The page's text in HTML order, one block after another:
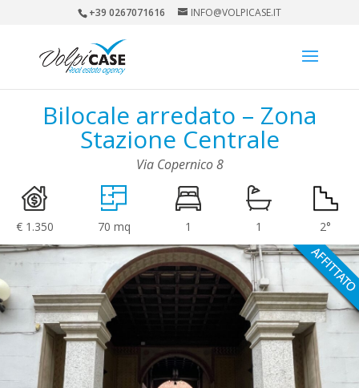
+39 0267071616 INFO@VOLPICASE.IT
Bilocale arredato – Zona
Stazione Centrale
Via Copernico 8
€ 1.350 70 mq 1 1 2°